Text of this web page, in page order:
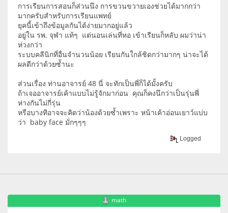
การเรียนการสอนก็ส่วนนึง การขวนขวายเองช่วยได้มากกว่า
มากครับสำหรับการเรียนแพทย์
ยุคนี้เข้าถึงข้อมูลกันได้ง่ายมากอยู่แล้ว
อยู่ใน รพ. จุฬา แท้ๆ แต่นอนเล่นที่หอ เข้าเรียนก็หลับ ผมว่าน่า
ห่วงกว่า
ระบบคลีนิกที่อื่นจำนวนน้อย เรียนกันใกล้ชิดกว่ามากๆ น่าจะได้
ผลดีกว่าด้วยซ้ำนะ
ส่วนเรื่อง ท่านอาจารย์ 48 นี่ จะทักเป็นพี่ก็ได้มั้งครับ
ถ้าเจออาจารย์เค้าแบบไม่รู้จักมาก่อน คุณก็คงนึกว่าเป็นรุ่นพี่
ห่างกันไม่กี่รุ่น
หรือบางทีอาจจะคิดว่าน้องด้วยซ้ำเพราะ หน้าเค้าอ่อนเยาว์แบ่บ
ว่า baby face มั่กๆๆๆ
Logged
math